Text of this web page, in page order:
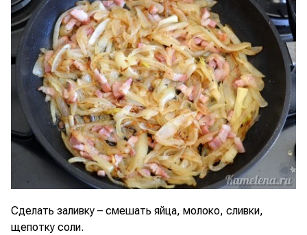
Сделать заливку – смешать яйца, молоко, сливки,
щепотку соли.